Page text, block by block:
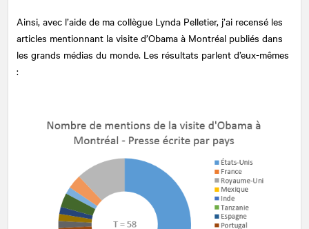
Ainsi, avec l’aide de ma collègue Lynda Pelletier, j’ai recensé les
articles mentionnant la visite d’Obama à Montréal publiés dans
les grands médias du monde. Les résultats parlent d’eux-mêmes
: